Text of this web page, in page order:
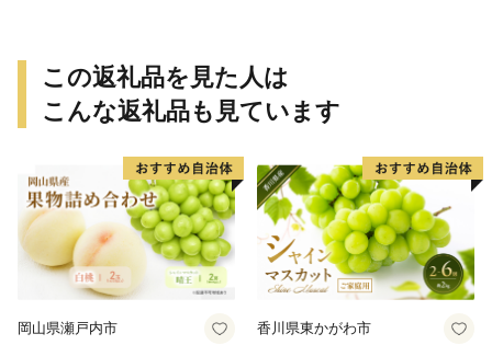
この返礼品を見た人は
こんな返礼品も見ています
岡山県瀬戸内市 香川県東かがわ市